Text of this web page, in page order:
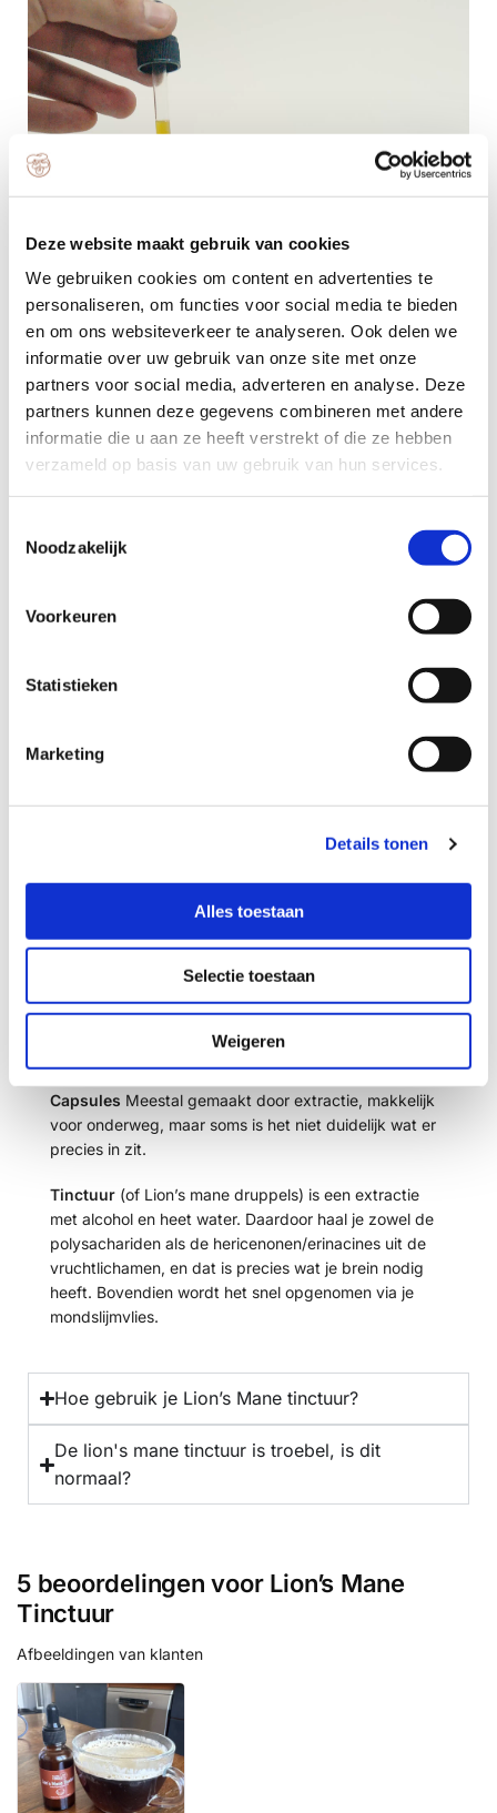
Deze website maakt gebruik van cookies
We gebruiken cookies om content en advertenties te
personaliseren, om functies voor social media te bieden
en om ons websiteverkeer te analyseren. Ook delen we
informatie over uw gebruik van onze site met onze
partners voor social media, adverteren en analyse. Deze
partners kunnen deze gegevens combineren met andere
informatie die u aan ze heeft verstrekt of die ze hebben
verzameld op basis van uw gebruik van hun services.
Noodzakelijk
Voorkeuren
Statistieken
Marketing
Details tonen
Alles toestaan
Selectie toestaan
Weigeren
Veelgestelde Vragen over
Wat is het verschil tussen Lion’s Mane poeder,
Er zijn verschillende manieren om Lion’s Mane te
Poederis gedroogde en gemalen paddenstoel. Prima
komen de werkzame stoffen niet goed vrij.
Capsules Meestal gemaakt door extractie, makkelijk
voor onderweg, maar soms is het niet duidelijk wat er
precies in zit.
Tinctuur (of Lion’s mane druppels) is een extractie
met alcohol en heet water. Daardoor haal je zowel de
polysachariden als de hericenonen/erinacines uit de
vruchtlichamen, en dat is precies wat je brein nodig
heeft. Bovendien wordt het snel opgenomen via je
mondslijmvlies.
Hoe gebruik je Lion’s Mane tinctuur?
De lion's mane tinctuur is troebel, is dit
normaal?
5 beoordelingen voor Lion’s Mane
Tinctuur
Afbeeldingen van klanten